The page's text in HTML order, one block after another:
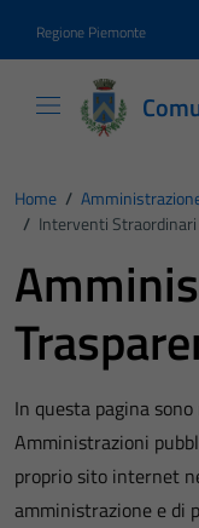
Regione Piemonte
Home /
/ Interventi Straordinari
In questa pagina
Amministrazioni
proprio sito internet
amministrazione e di